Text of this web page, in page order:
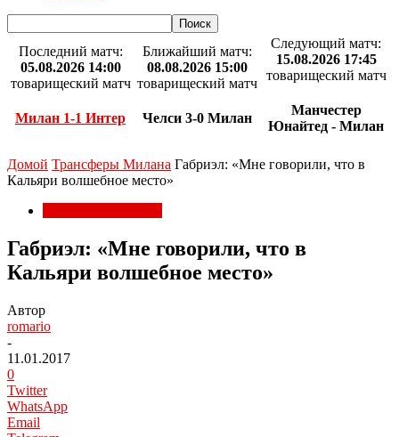
Последний матч:
05.08.2026 14:00
товарищеский матч
Милан 1-1 Интер
Ближайший матч:
08.08.2026 15:00
товарищеский матч
Челси 3-0 Милан
Следующий матч:
15.08.2026 17:45
товарищеский матч
Манчестер
Юнайтед - Милан
Домой Трансферы Милана Габриэл: «Мне говорили, что в
Кальяри волшебное место»
Габриэл: «Мне говорили, что в
Кальяри волшебное место»
Автор
romario
-
11.01.2017
0
Twitter
WhatsApp
Email